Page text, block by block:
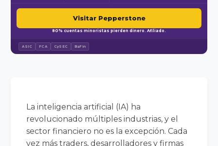
Visitar Pepperstone
80% cuentas minoristas pierden dinero. Afiliado.
ASIC FCA CySEC BaFin
La inteligencia artificial (IA) ha
revolucionado múltiples industrias, y el
sector financiero no es la excepción. Cada
vez más traders, desarrolladores y firmas